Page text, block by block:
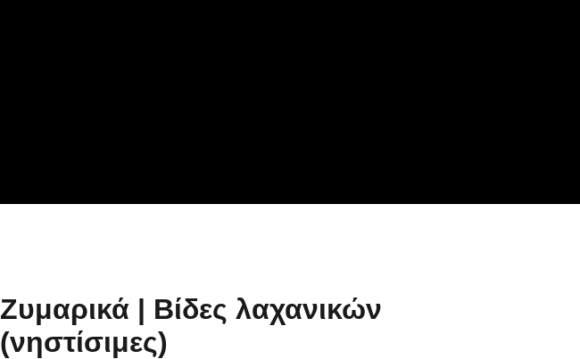
Ζυμαρικά | Βίδες λαχανικών
(νηστίσιμες)